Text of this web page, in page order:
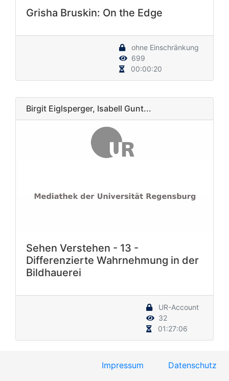
Grisha Bruskin: On the Edge
ohne Einschränkung
699
00:00:20
Birgit Eiglsperger, Isabell Gunt...
Sehen Verstehen - 13 -
Differenzierte Wahrnehmung in der
Bildhauerei
UR-Account
32
01:27:06
Impressum Datenschutz